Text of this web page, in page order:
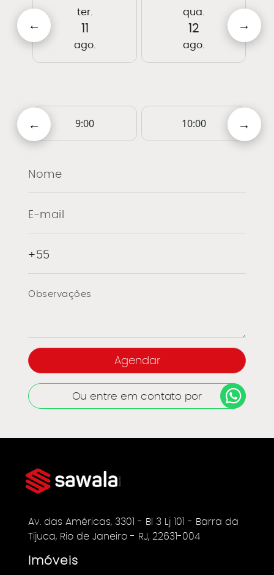
ter.
ago.
qua.
12
ago.
9:00 10:00
Ou entre em contato por
Av. das Américas, 3301 - Bl 3 Lj 101 - Barra da
Tijuca, Rio de Janeiro - RJ, 22631-004
Imóveis